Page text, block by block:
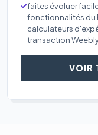
faites évoluer
fonctionnalités du
calculateurs
transaction
VOIR